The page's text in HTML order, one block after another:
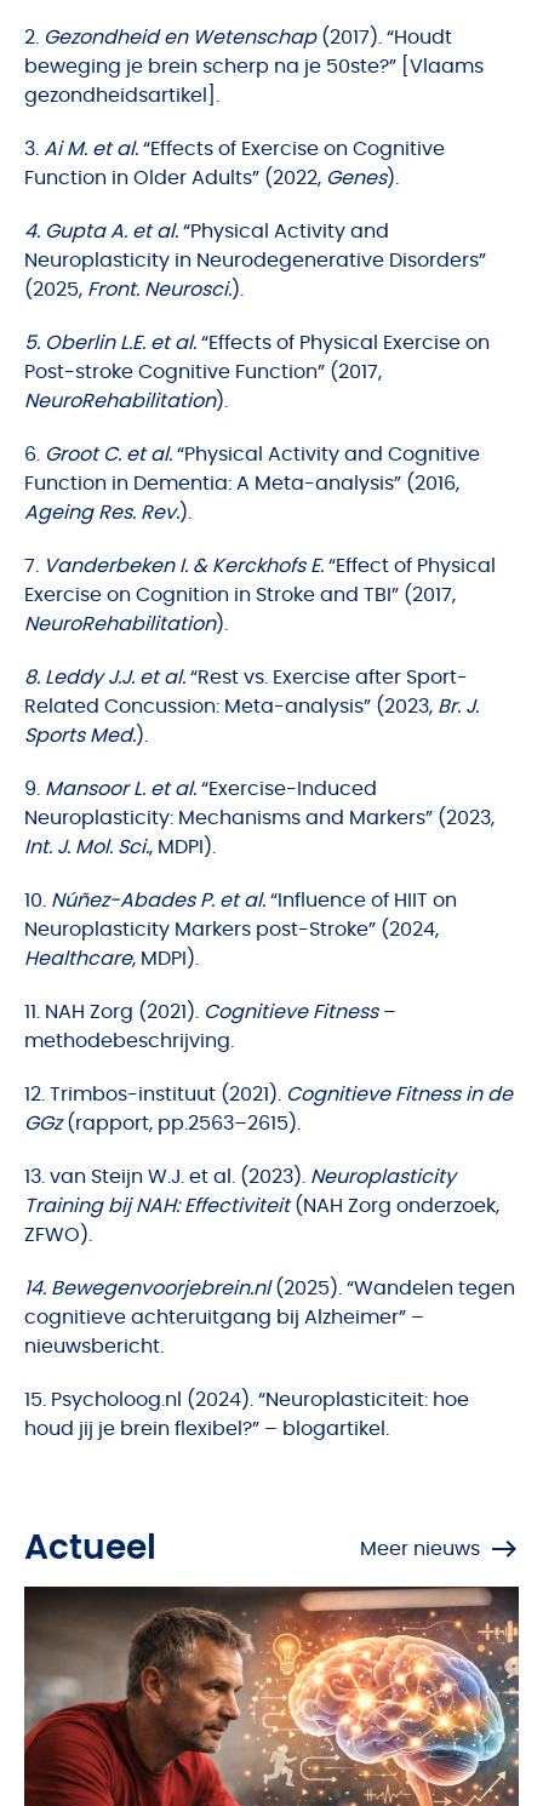
2. Gezondheid en Wetenschap(2017). “Houdt
beweging je brein scherp na je 50ste?” [Vlaams
gezondheidsartikel].
3. Ai M. et al. “Effects of Exercise on Cognitive
Function in Older Adults” (2022, Genes).
4. Gupta A. et al. “Physical Activity and
Neuroplasticity in Neurodegenerative Disorders”
(2025, Front. Neurosci.).
5. Oberlin L.E. et al. “Effects of Physical Exercise on
Post-stroke Cognitive Function” (2017,
NeuroRehabilitation).
6. Groot C. et al. “Physical Activity and Cognitive
Function in Dementia: A Meta-analysis” (2016,
Ageing Res. Rev.).
7. Vanderbeken I. & Kerckhofs E. “Effect of Physical
Exercise on Cognition in Stroke and TBI” (2017,
NeuroRehabilitation).
8. Leddy J.J. et al. “Rest vs. Exercise after Sport-
Related Concussion: Meta-analysis” (2023, Br. J.
Sports Med.).
9. Mansoor L. et al. “Exercise-Induced
Neuroplasticity: Mechanisms and Markers” (2023,
Int. J. Mol. Sci., MDPI).
10. Núñez-Abades P. et al. “Influence of HIIT on
Neuroplasticity Markers post-Stroke” (2024,
Healthcare, MDPI).
11. NAH Zorg (2021). Cognitieve Fitness–
methodebeschrijving.
12. Trimbos-instituut (2021).
Cognitieve Fitness in de
GGz(rapport, pp.2563–2615).
13. van Steijn W.J. et al. (2023). Neuroplasticity
Training bij NAH: Effectiviteit(NAH Zorg onderzoek,
ZFWO).
14. Bewegenvoorjebrein.nl(2025). “Wandelen tegen
cognitieve achteruitgang bij Alzheimer” –
nieuwsbericht.
15. Psycholoog.nl (2024). “Neuroplasticiteit: hoe
houd jij je brein flexibel?” – blogartikel.
Actueel Meer nieuws